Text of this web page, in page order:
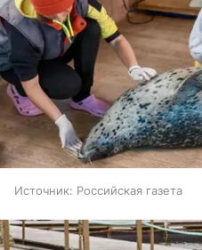
Источник: Российская газета